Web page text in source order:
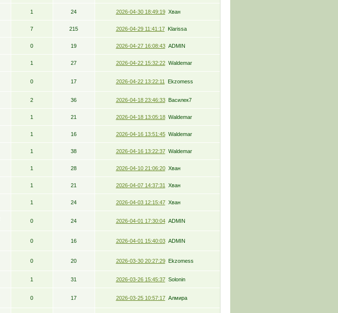
1 24 2026-04-30 18:49:19 Хван
7 215 2026-04-29 11:41:17 Klarissa
0 19 2026-04-27 16:08:43 ADMIN
1 27 2026-04-22 15:32:22 Waldemar
0 17 2026-04-22 13:22:11 Ekzomess
2 36 2026-04-18 23:46:33 Василек7
1 21 2026-04-18 13:05:18 Waldemar
1 16 2026-04-16 13:51:45 Waldemar
1 38 2026-04-16 13:22:37 Waldemar
1 28 2026-04-10 21:06:20 Хван
1 21 2026-04-07 14:37:31 Хван
1 24 2026-04-03 12:15:47 Хван
0 24 2026-04-01 17:30:04 ADMIN
0 16 2026-04-01 15:40:03 ADMIN
0 20 2026-03-30 20:27:29 Ekzomess
1 31 2026-03-26 15:45:37 Solonin
0 17 2026-03-25 10:57:17 Алмира